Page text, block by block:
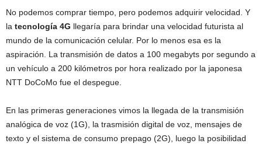
No podemos comprar tiempo, pero podemos adquirir velocidad. Y
la tecnología 4G llegaría para brindar una velocidad futurista al
mundo de la comunicación celular. Por lo menos esa es la
aspiración. La transmisión de datos a 100 megabyts por segundo a
un vehículo a 200 kilómetros por hora realizado por la japonesa
NTT DoCoMo fue el despegue.
En las primeras generaciones vimos la llegada de la transmisión
analógica de voz (1G), la trasmisión digital de voz, mensajes de
texto y el sistema de consumo prepago (2G), luego la posibilidad